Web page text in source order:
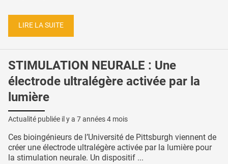
LIRE LA SUITE
STIMULATION NEURALE : Une
électrode ultralégère activée par la
lumière
Actualité publiée il y a 7 années 4 mois
Ces bioingénieurs de l’Université de Pittsburgh viennent de
créer une électrode ultralégère activée par la lumière pour
la stimulation neurale. Un dispositif ...